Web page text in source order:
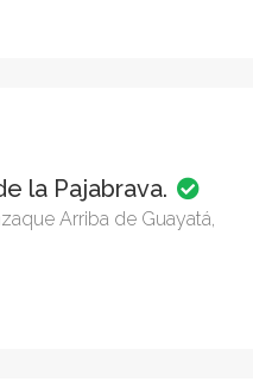
la Pajabrava.
Arriba de Guayatá,